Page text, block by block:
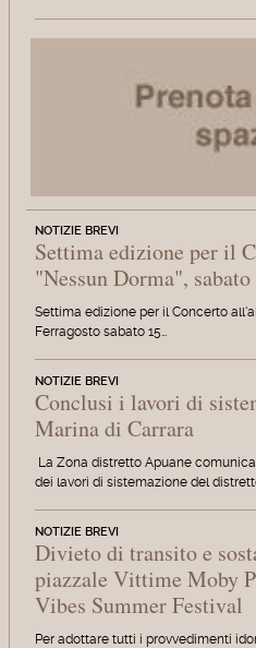
NOTIZIE BREVI
Settima edizione per il
"Nessun Dorma",
Settima edizione per il Concerto
Ferragosto sabato 15…
NOTIZIE BREVI
Conclusi i lavori di
Marina di Carrara
La Zona distretto Apuane
dei lavori di sistemazione del
NOTIZIE BREVI
Divieto di transito e
piazzale Vittime Moby
Vibes Summer Festival
Per adottare tutti i provvedimenti